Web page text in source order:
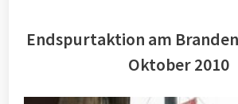
Endspurtaktion am
Oktober 2010